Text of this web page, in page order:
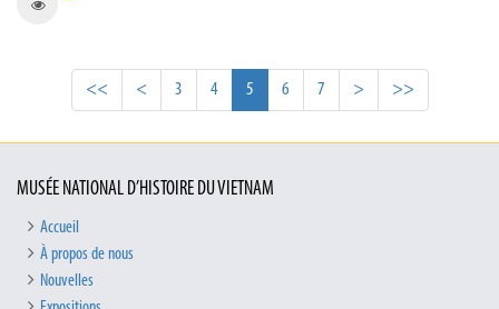
<< < 3 4 5 6 7 > >>
MUSÉE NATIONAL D’HISTOIRE DU VIETNAM
Accueil
À propos de nous
Nouvelles